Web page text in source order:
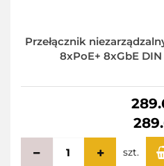
Przełącznik
8xPoE+ 8xGbE
szt.